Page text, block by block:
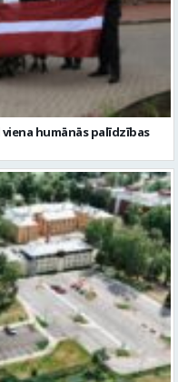
humānās palīdzības
stāvlaukuma izbūve